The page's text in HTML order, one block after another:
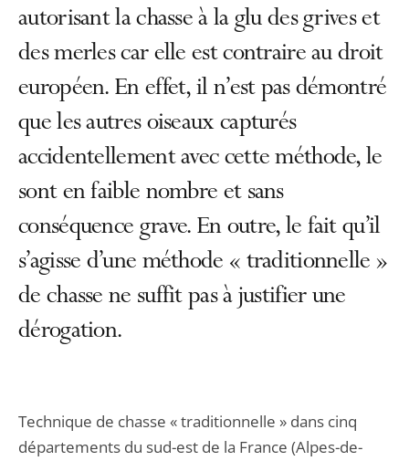
autorisant la chasse à la glu des grives et
des merles car elle est contraire au droit
européen. En effet, il n’est pas démontré
que les autres oiseaux capturés
accidentellement avec cette méthode, le
sont en faible nombre et sans
conséquence grave. En outre, le fait qu’il
s’agisse d’une méthode « traditionnelle »
de chasse ne suffit pas à justifier une
dérogation.
Technique de chasse « traditionnelle » dans cinq
départements du sud-est de la France (Alpes-de-